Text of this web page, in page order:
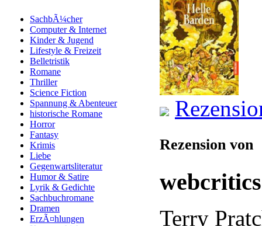
SachbÃ¼cher
Computer & Internet
Kinder & Jugend
Lifestyle & Freizeit
Belletristik
Romane
Thriller
Science Fiction
Spannung & Abenteuer
historische Romane
Horror
Fantasy
Krimis
Liebe
Gegenwartsliteratur
Humor & Satire
Lyrik & Gedichte
Sachbuchromane
Dramen
ErzÃ¤hlungen
Rezension von
Terry